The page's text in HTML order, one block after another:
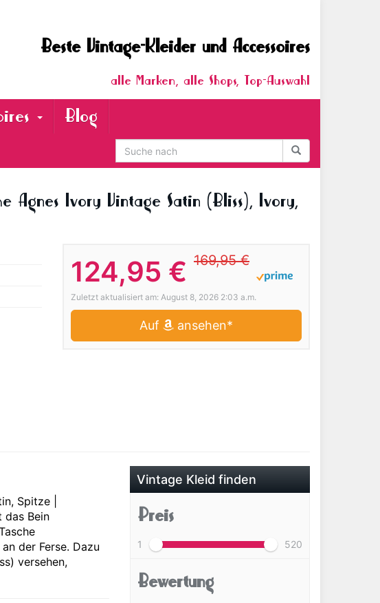
Beste Vintage-Kleider und Accessoires
alle Marken, alle Shops, Top-Auswahl
Blog
Agnes Ivory Vintage Satin (Bliss), Ivory,
124,95 € 169,95 €
Zuletzt aktualisiert am: August 8, 2026 2:03 a.m.
Auf ansehen*
Spitze |
das Bein
der Ferse. Dazu
versehen,
Vintage Kleid finden
Preis
1 520
Bewertung